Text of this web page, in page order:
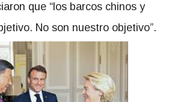
que “los barcos chinos y
No son nuestro objetivo”.